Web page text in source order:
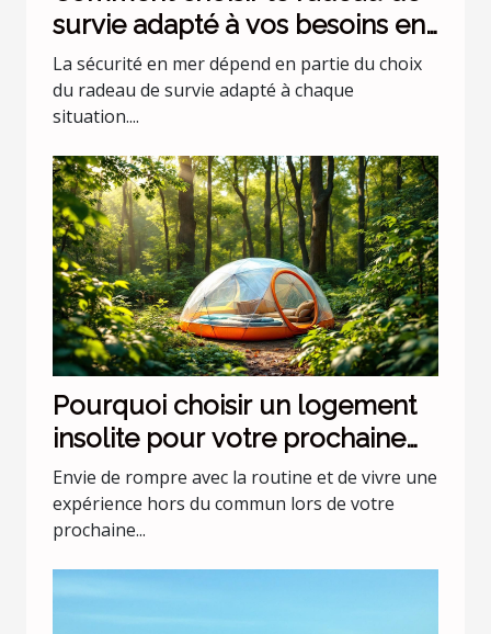
survie adapté à vos besoins en
mer ?
La sécurité en mer dépend en partie du choix
du radeau de survie adapté à chaque
situation....
Pourquoi choisir un logement
insolite pour votre prochaine
escapade ?
Envie de rompre avec la routine et de vivre une
expérience hors du commun lors de votre
prochaine...